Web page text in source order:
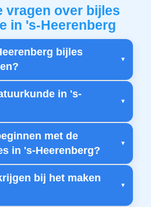
vragen over bijles
in 's-Heerenberg
bijles
in 's-
met de
in 's-Heerenberg?
bij het maken